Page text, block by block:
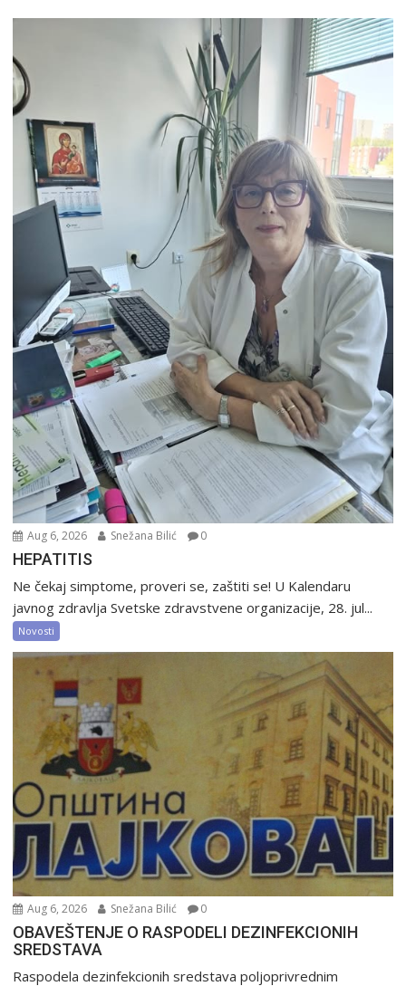
Aug 6, 2026 Snežana Bilić 0
HEPATITIS
Ne čekaj simptome, proveri se, zaštiti se! U Kalendaru
javnog zdravlja Svetske zdravstvene organizacije, 28. jul...
Novosti
Aug 6, 2026 Snežana Bilić 0
OBAVEŠTENJE O RASPODELI DEZINFEKCIONIH
SREDSTAVA
Raspodela dezinfekcionih sredstava poljoprivrednim